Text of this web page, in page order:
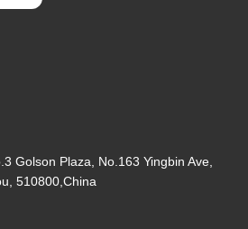
Golson Plaza, No.163 Yingbin Ave,
510800,China